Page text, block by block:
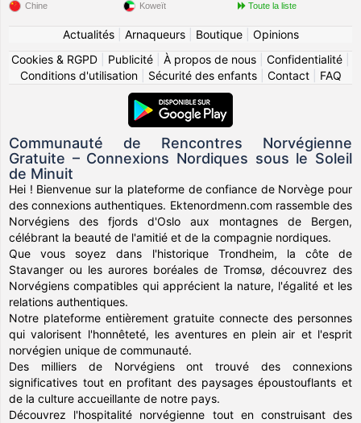
Chine Koweït Toute la liste
Actualités| Arnaqueurs| Boutique| Opinions
Cookies & RGPD
Publicité À propos de nous Confidentialité
Conditions d'utilisation| Sécurité des enfants| Contact| FAQ
Communauté de Rencontres Norvégienne
Gratuite – Connexions Nordiques sous le Soleil
de Minuit
Hei ! Bienvenue sur la plateforme de confiance de Norvège pour
des connexions authentiques. Ektenordmenn.com rassemble des
Norvégiens des fjords d'Oslo aux montagnes de Bergen,
célébrant la beauté de l'amitié et de la compagnie nordiques.
Que vous soyez dans l'historique Trondheim, la côte de
Stavanger ou les aurores boréales de Tromsø, découvrez des
Norvégiens compatibles qui apprécient la nature, l'égalité et les
relations authentiques.
Notre plateforme entièrement gratuite connecte des personnes
qui valorisent l'honnêteté, les aventures en plein air et l'esprit
norvégien unique de communauté.
Des milliers de Norvégiens ont trouvé des connexions
significatives tout en profitant des paysages époustouflants et
de la culture accueillante de notre pays.
Découvrez l'hospitalité norvégienne tout en construisant des